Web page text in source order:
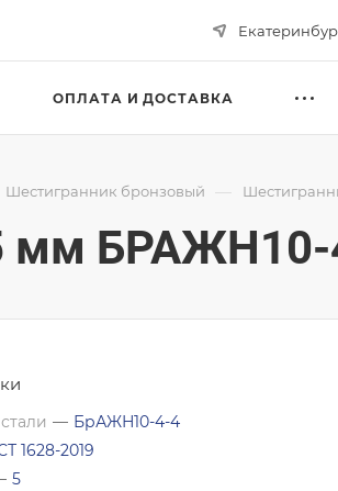
ОПЛАТА И ДОСТАВКА
Шестигранник бронзовый —
мм БРАЖН10-
— БрАЖН10-4-4
1628-2019
5